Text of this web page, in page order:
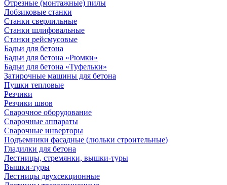
Отрезные (монтажные) пилы
Лобзиковые станки
Станки сверлильные
Станки шлифовальные
Станки рейсмусовые
Бадьи для бетона
Бадьи для бетона «Рюмки»
Бадьи для бетона «Туфельки»
Затирочные машины для бетона
Пушки тепловые
Резчики
Резчики швов
Сварочное оборудование
Сварочные аппараты
Сварочные инверторы
Подъемники фасадные (люльки строительные)
Гладилки для бетона
Лестницы, стремянки, вышки-туры
Вышки-туры
Лестницы двухсекционные